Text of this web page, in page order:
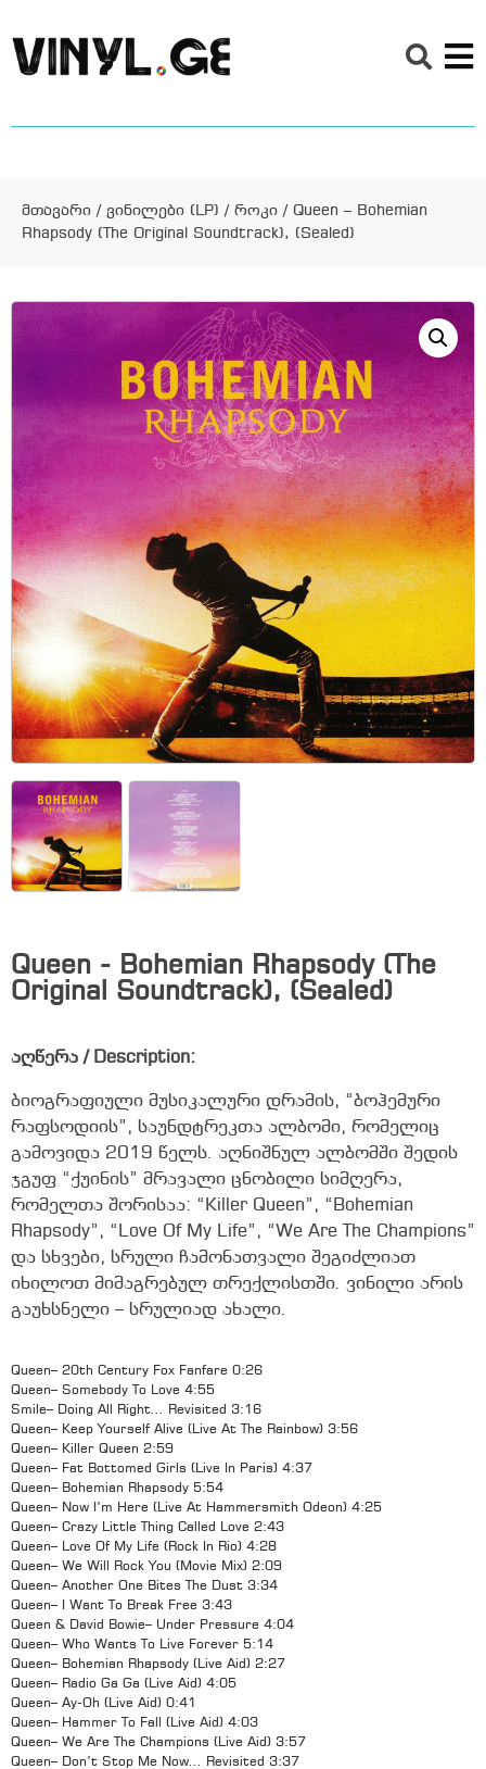
მთავარი / ვინილები (LP) / როკი / Queen – Bohemian
Rhapsody (The Original Soundtrack), (Sealed)
Queen - Bohemian Rhapsody (The
Original Soundtrack), (Sealed)
აღწერა / Description:
ბიოგრაფიული მუსიკალური დრამის, “ბოჰემური
რაფსოდიის”, საუნდტრეკთა ალბომი, რომელიც
გამოვიდა 2019 წელს. აღნიშნულ ალბომში შედის
ჯგუფ “ქუინის” მრავალი ცნობილი სიმღერა,
რომელთა შორისაა: “Killer Queen”, “Bohemian
Rhapsody”, “Love Of My Life”, “We Are The Champions”
და სხვები, სრული ჩამონათვალი შეგიძლიათ
იხილოთ მიმაგრებულ თრექლისთში. ვინილი არის
გაუხსნელი – სრულიად ახალი.
Queen– 20th Century Fox Fanfare 0:26
Queen– Somebody To Love 4:55
Smile– Doing All Right… Revisited 3:16
Queen– Keep Yourself Alive (Live At The Rainbow) 3:56
Queen– Killer Queen 2:59
Queen– Fat Bottomed Girls (Live In Paris) 4:37
Queen– Bohemian Rhapsody 5:54
Queen– Now I’m Here (Live At Hammersmith Odeon) 4:25
Queen– Crazy Little Thing Called Love 2:43
Queen– Love Of My Life (Rock In Rio) 4:28
Queen– We Will Rock You (Movie Mix) 2:09
Queen– Another One Bites The Dust 3:34
Queen– I Want To Break Free 3:43
Queen & David Bowie– Under Pressure 4:04
Queen– Who Wants To Live Forever 5:14
Queen– Bohemian Rhapsody (Live Aid) 2:27
Queen– Radio Ga Ga (Live Aid) 4:05
Queen– Ay-Oh (Live Aid) 0:41
Queen– Hammer To Fall (Live Aid) 4:03
Queen– We Are The Champions (Live Aid) 3:57
Queen– Don’t Stop Me Now… Revisited 3:37